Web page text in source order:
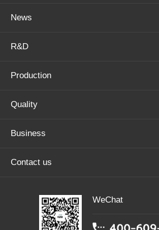
News
R&D
Production
Quality
Business
Contact us
WeChat